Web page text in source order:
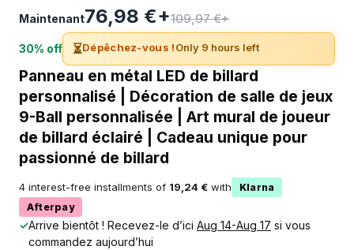
Maintenant76,98 €+109,97 €+
30% off ⏳Dépêchez-vous !Only 9 hours left
Panneau en métal LED de billard
personnalisé | Décoration de salle de jeux
9-Ball personnalisée | Art mural de joueur
de billard éclairé | Cadeau unique pour
passionné de billard
4 interest-free installments of 19,24 € with
Klarna
Afterpay
✓Arrive bientôt ! Recevez-le d’ici Aug 14-Aug 17 si vous
commandez aujourd’hui